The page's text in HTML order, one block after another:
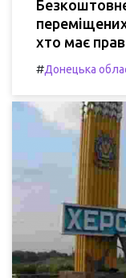
переміщених
хто має
#Донецька